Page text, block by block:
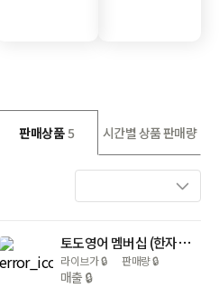
판매상품 5 시간별 상품 판매량
토도영어 멤버십 (한자녀/두자녀)
라이브가🔒 판매량🔒
매출 🔒